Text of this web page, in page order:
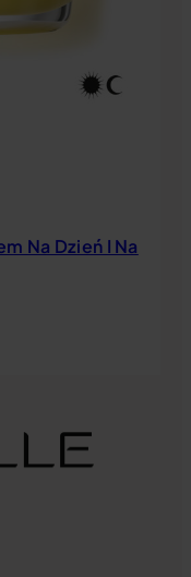
Na Dzień I Na